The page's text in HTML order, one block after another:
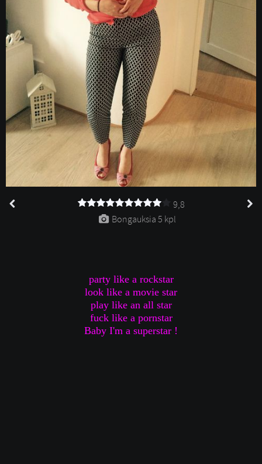
9,8
Bongauksia 5 kpl
party like a rockstar
look like a movie star
play like an all star
fuck like a pornstar
Baby I'm a superstar !